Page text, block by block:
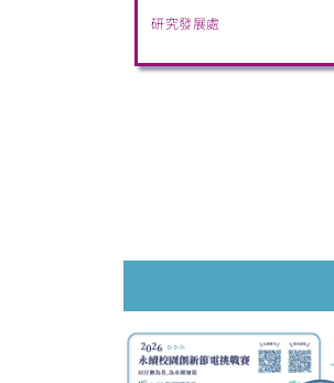
研究發展處